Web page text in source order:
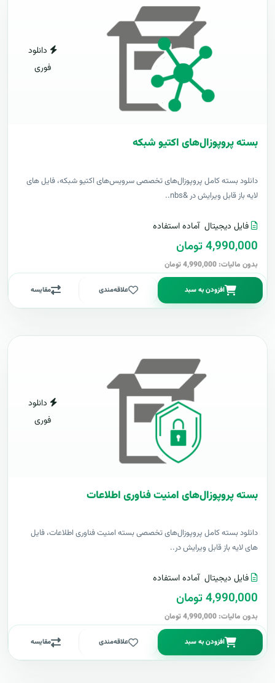
دانلود
فوری
بسته پروپوزال‌های اکتیو شبکه
دانلود بسته کامل پروپوزال‌های تخصصی سرویس‌های اکتیو شبکه، فایل های
لایه باز قابل ویرایش در &nbs..
فایل دیجیتال آماده استفاده
4,990,000 تومان
بدون مالیات: 4,990,000 تومان
افزودن به سبد علاقه‌مندی مقایسه
دانلود
فوری
بسته پروپوزال‌های امنیت فناوری اطلاعات
دانلود بسته کامل پروپوزال‌های تخصصی بسته امنیت فناوری اطلاعات، فایل
های لایه باز قابل ویرایش در..
فایل دیجیتال آماده استفاده
4,990,000 تومان
بدون مالیات: 4,990,000 تومان
افزودن به سبد علاقه‌مندی مقایسه